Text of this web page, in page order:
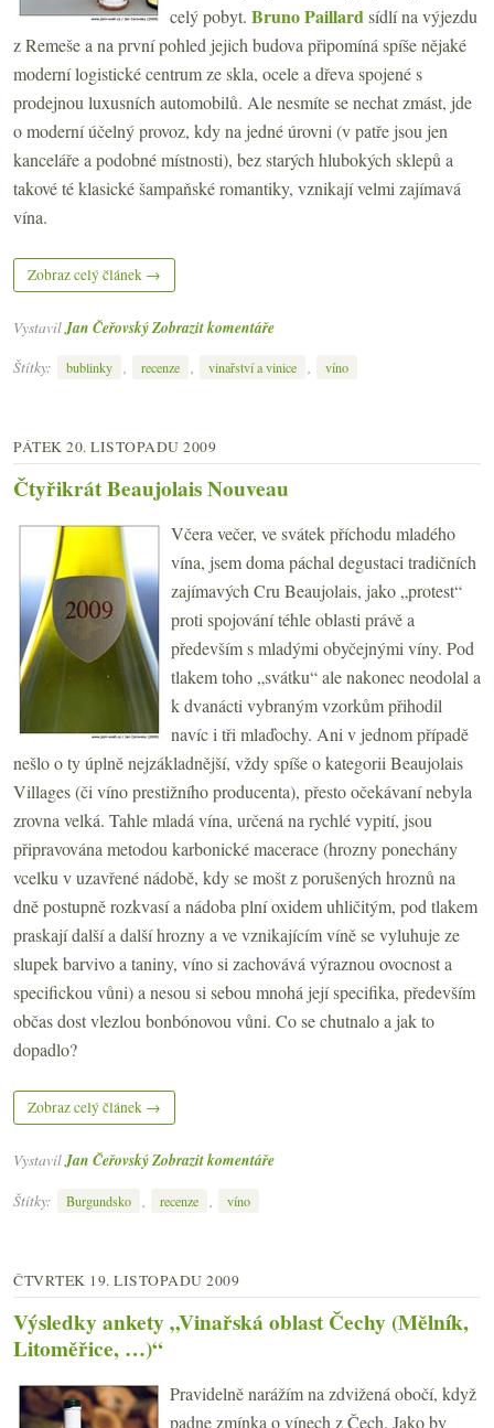
celý pobyt. Bruno Paillardsídlí na výjezdu
z Remeše a na první pohled jejich budova připomíná spíše nějaké
moderní logistické centrum ze skla, ocele a dřeva spojené s
prodejnou luxusních automobilů. Ale nesmíte se nechat zmást, jde
o moderní účelný provoz, kdy na jedné úrovni (v patře jsou jen
kanceláře a podobné místnosti), bez starých hlubokých sklepů a
takové té klasické šampaňské romantiky, vznikají velmi zajímavá
vína.
Zobraz celý článek →
Vystavil Jan ČeřovskýZobrazit komentáře
Štítky:
bublinky , recenze , vinařství a vinice , víno
PÁTEK 20. LISTOPADU 2009
Čtyřikrát Beaujolais Nouveau
Včera večer, ve svátek příchodu mladého
vína, jsem doma páchal degustaci tradičních
zajímavých Cru Beaujolais, jako „protest“
proti spojování téhle oblasti právě a
především s mladými obyčejnými víny. Pod
tlakem toho „svátku“ ale nakonec neodolal a
k dvanácti vybraným vzorkům přihodil
navíc i tři mlaďochy. Ani v jednom případě
nešlo o ty úplně nejzákladnější, vždy spíše o kategorii Beaujolais
Villages (či víno prestižního producenta), přesto očekávaní nebyla
zrovna velká. Tahle mladá vína, určená na rychlé vypití, jsou
připravována metodou karbonické macerace (hrozny ponechány
vcelku v uzavřené nádobě, kdy se mošt z porušených hroznů na
dně postupně rozkvasí a nádoba plní oxidem uhličitým, pod tlakem
praskají další a další hrozny a ve vznikajícím víně se vyluhuje ze
slupek barvivo a taniny, víno si zachovává výraznou ovocnost a
specifickou vůni) a nesou si sebou mnohá její specifika, především
občas dost vlezlou bonbónovou vůni. Co se chutnalo a jak to
dopadlo?
Zobraz celý článek →
VystavilJan ČeřovskýZobrazit komentáře
Štítky:
Burgundsko , recenze , víno
ČTVRTEK 19. LISTOPADU 2009
Výsledky ankety „Vinařská oblast Čechy (Mělník,
Litoměřice, …)“
Pravidelně narážím na zdvižená obočí, když
padne zmínka o vínech z Čech. Jako by